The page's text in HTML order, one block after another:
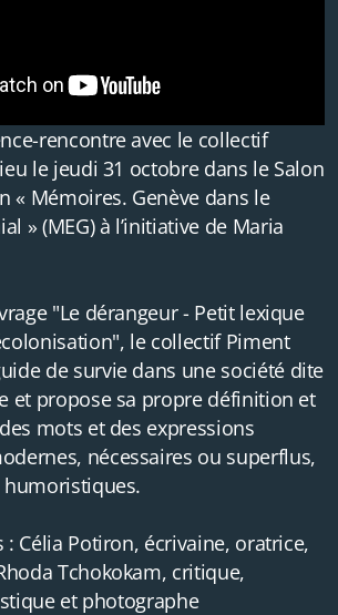
rencontre avec le collectif
le jeudi 31 octobre dans le Salon
« Mémoires. Genève dans le
» (MEG) à l’initiative de Maria
"Le dérangeur - Petit lexique
le collectif Piment
de survie dans une société dite
et propose sa propre définition et
mots et des expressions
nécessaires ou superflus,
: Célia Potiron, écrivaine, oratrice,
Tchokokam, critique,
et photographe